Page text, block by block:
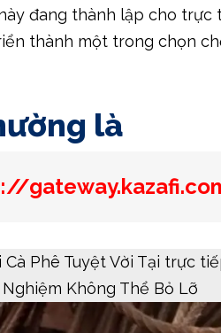
đang thành lập cho trực
thành một trong chọn
là